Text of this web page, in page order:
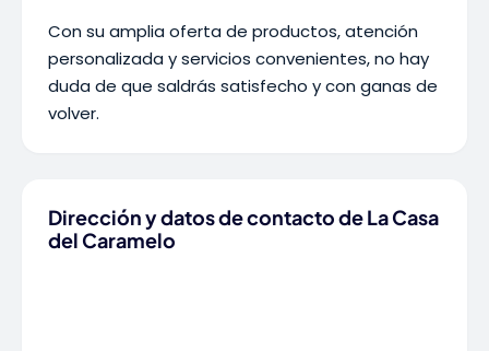
Con su amplia oferta de productos, atención
personalizada y servicios convenientes, no hay
duda de que saldrás satisfecho y con ganas de
volver.
Dirección y datos de contacto de La Casa
del Caramelo